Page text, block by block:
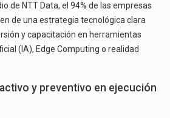
de NTT Data, el 94% de las empresas
de una estrategia tecnológica clara
y capacitación en herramientas
(IA), Edge Computing o realidad
y preventivo en ejecución